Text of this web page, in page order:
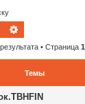
Поиск
• Страница 1
Темы